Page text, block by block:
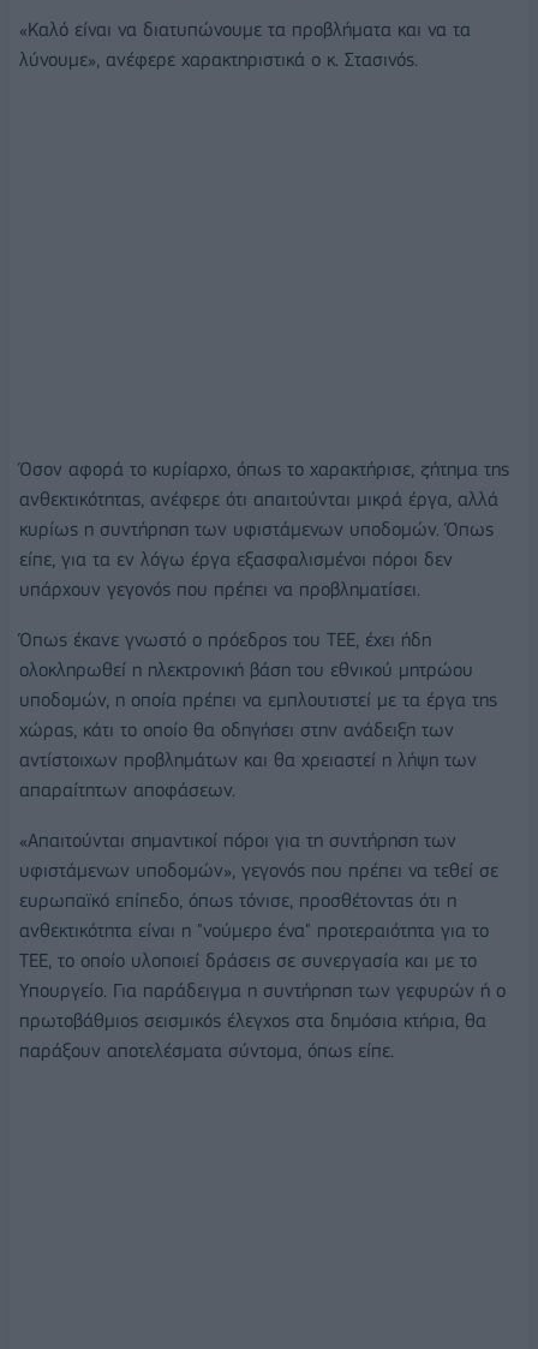
«Καλό είναι να διατυπώνουμε τα προβλήματα και να τα
λύνουμε», ανέφερε χαρακτηριστικά ο κ. Στασινός.
Όσον αφορά το κυρίαρχο, όπως το χαρακτήρισε, ζήτημα της
ανθεκτικότητας, ανέφερε ότι απαιτούνται μικρά έργα, αλλά
κυρίως η συντήρηση των υφιστάμενων υποδομών. Όπως
είπε, για τα εν λόγω έργα εξασφαλισμένοι πόροι δεν
υπάρχουν γεγονός που πρέπει να προβληματίσει.
Όπως έκανε γνωστό ο πρόεδρος του ΤΕΕ, έχει ήδη
ολοκληρωθεί η ηλεκτρονική βάση του εθνικού μητρώου
υποδομών, η οποία πρέπει να εμπλουτιστεί με τα έργα της
χώρας, κάτι το οποίο θα οδηγήσει στην ανάδειξη των
αντίστοιχων προβλημάτων και θα χρειαστεί η λήψη των
απαραίτητων αποφάσεων.
«Απαιτούνται σημαντικοί πόροι για τη συντήρηση των
υφιστάμενων υποδομών», γεγονός που πρέπει να τεθεί σε
ευρωπαϊκό επίπεδο, όπως τόνισε, προσθέτοντας ότι η
ανθεκτικότητα είναι η "νούμερο ένα" προτεραιότητα για το
ΤΕΕ, το οποίο υλοποιεί δράσεις σε συνεργασία και με το
Υπουργείο. Για παράδειγμα η συντήρηση των γεφυρών ή ο
πρωτοβάθμιος σεισμικός έλεγχος στα δημόσια κτήρια, θα
παράξουν αποτελέσματα σύντομα, όπως είπε.